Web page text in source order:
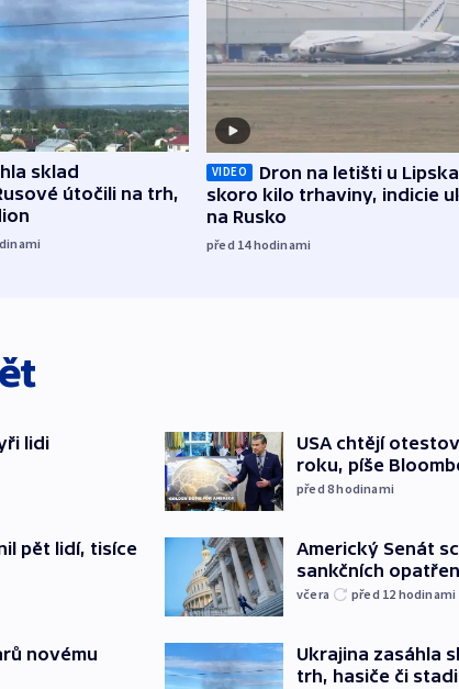
sklad
útočili na trh,
VIDEO
Dron na letišti u
skoro kilo trhaviny, indicie
na Rusko
před 14hodinami
lidi
pět lidí, tisíce
novému
USA chtějí
roku, píše
před 8hodinami
Americký Senát
sankčních
včera před 12 hodinami
Ukrajina zasáhla
trh, hasiče či